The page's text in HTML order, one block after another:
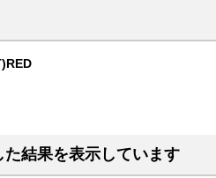
結果を表示しています